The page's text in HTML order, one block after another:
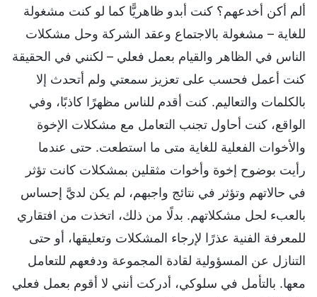
ألم أكن أخدعهم؟ كنت أبدو ظاهريًّا كما لو كنت مشغولة
للغاية – مشغولة بالاجتماع وعقد الشركة وحل مشكلات
الناس في الظاهر والقيام بعمل فعلي – لكنني في الحقيقة
كنت أعمل فحسب على تعزيز سمعتي ولم أتحدث إلا
بالكلمات والتعاليم. كنت أقدم للناس مظهرًا كاذبًا، وفي
الواقع، كنت أحاول تجنب التعامل مع مشكلات الإخوة
والأخوات الفعلية للغاية متى ما استطعت. حتى عندما
رأيت بوضوح إخوة وأخوات مثقلين بمشكلات كانت تؤثر
في حالاتهم وتؤثر في نتائج واجبهم، لم يكن لديَّ إحساس
بالعبء لحل مشكلاتهم. بدلًا من ذلك، اتخذت من افتقاري
للمعرفة الفنية عذرًا لإرجاء المشكلات وتعليقها، أو حتى
التنازل عن المسؤولية لقادة المجموعة ودفعهم للتعامل
معها. بالتأمل في سلوكي، أدركت أنني لا أقوم بعمل فعلي